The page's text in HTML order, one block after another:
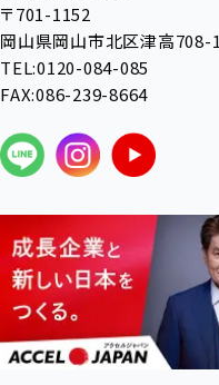
〒701-1152
岡山県岡山市北区津高
TEL:0120-084-085
FAX:086-239-8664